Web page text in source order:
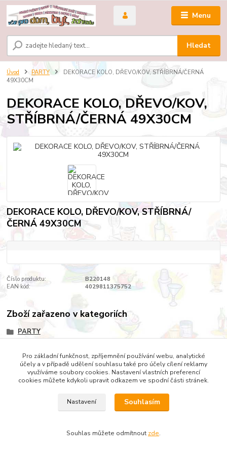
Menu
Hledat
Úvod PARTY
DEKORACE KOLO, DŘEVO/KOV, STŘÍBRNÁ/ČERNÁ
49X30CM
DEKORACE KOLO, DŘEVO/KOV,
STŘÍBRNÁ/ČERNÁ 49X30CM
DEKORACE KOLO, DŘEVO/KOV, STŘÍBRNÁ/
ČERNÁ 49X30CM
Číslo produktu:
B220148
EAN kód:
4029811375752
Zboží zařazeno v kategoriích
PARTY
Copyright © 2022 DOMESTICUS - VŠE PRO DŮM, BYT A
Pro základní funkčnost, zpříjemnění používání webu, analytické
účely a v případě udělení souhlasu také pro účely cílení reklamy
využíváme soubory cookies. Nastavení vlastních preferencí
cookies můžete kdykoli upravit odkazem ve spodní části stránek.
Nastavení Souhlasím
Souhlas můžete odmítnout zde.